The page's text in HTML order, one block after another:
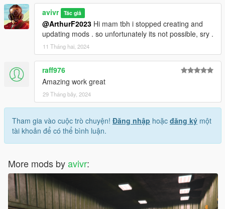
avivr Tác giả
@ArthurF2023 Hi mam tbh i stopped creating and
updating mods . so unfortunately its not possible, sry .
11 Tháng hai, 2024
raff976
Amazing work great
29 Tháng bảy, 2024
Tham gia vào cuộc trò chuyện! Đăng nhập hoặc đăng ký một
tài khoản để có thể bình luận.
More mods byavivr: